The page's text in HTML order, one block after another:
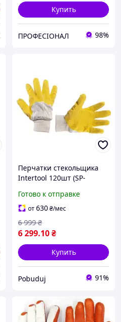
Купить
ПРОФЕСІОНАЛ 98%
Перчатки стекольщика
Intertool 120шт (SP-
Готово к отправке
от630₴/мес
6 299.10₴
6 999 ₴
Купить
Pobuduj 91%